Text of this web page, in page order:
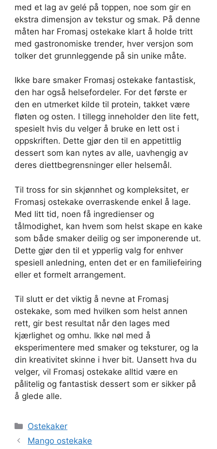
med et lag av gelé på toppen, noe som gir en
ekstra dimensjon av tekstur og smak. På denne
måten har Fromasj ostekake klart å holde tritt
med gastronomiske trender, hver versjon som
tolker det grunnleggende på sin unike måte.
Ikke bare smaker Fromasj ostekake fantastisk,
den har også helsefordeler. For det første er
den en utmerket kilde til protein, takket være
fløten og osten. I tillegg inneholder den lite fett,
spesielt hvis du velger å bruke en lett ost i
oppskriften. Dette gjør den til en appetittlig
dessert som kan nytes av alle, uavhengig av
deres diettbegrensninger eller helsemål.
Til tross for sin skjønnhet og kompleksitet, er
Fromasj ostekake overraskende enkel å lage.
Med litt tid, noen få ingredienser og
tålmodighet, kan hvem som helst skape en kake
som både smaker deilig og ser imponerende ut.
Dette gjør den til et ypperlig valg for enhver
spesiell anledning, enten det er en familiefeiring
eller et formelt arrangement.
Til slutt er det viktig å nevne at Fromasj
ostekake, som med hvilken som helst annen
rett, gir best resultat når den lages med
kjærlighet og omhu. Ikke nøl med å
eksperimentere med smaker og teksturer, og la
din kreativitet skinne i hver bit. Uansett hva du
velger, vil Fromasj ostekake alltid være en
pålitelig og fantastisk dessert som er sikker på
å glede alle.
Kategorier
Ostekaker
Mango ostekake